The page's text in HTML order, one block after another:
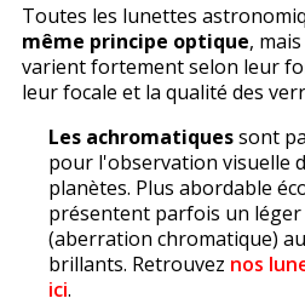
Toutes les lunettes
même principe optique,
varient fortement selon leur
leur focale et la qualité des
Les achromatiquessont
pour l'observation visuelle
planètes. Plus abordable
présentent parfois un
(aberration chromatique)
brillants. Retrouvez nos
ici.